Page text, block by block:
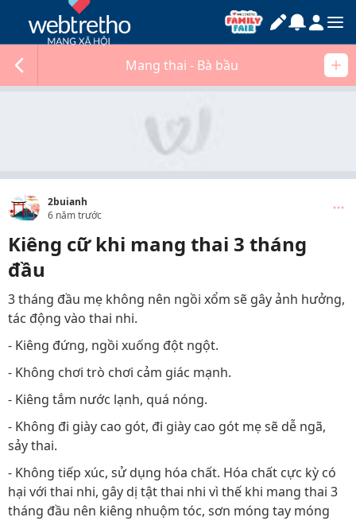
Mang thai - Bà bầu
2buianh
6 năm trước
Kiêng cữ khi mang thai 3 tháng
đầu
3 tháng đầu mẹ không nên ngồi xổm sẽ gây ảnh hưởng,
tác động vào thai nhi.
- Kiêng đứng, ngồi xuống đột ngột.
- Không chơi trò chơi cảm giác mạnh.
- Kiêng tắm nước lạnh, quá nóng.
- Không đi giày cao gót, đi giày cao gót mẹ sẽ dễ ngã,
sảy thai.
- Không tiếp xúc, sử dụng hóa chất. Hóa chất cực kỳ có
hại với thai nhi, gây dị tật thai nhi vì thế khi mang thai 3
tháng đầu nên kiêng nhuộm tóc, sơn móng tay móng